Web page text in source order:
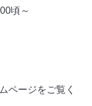
頃～
ページをご覧く